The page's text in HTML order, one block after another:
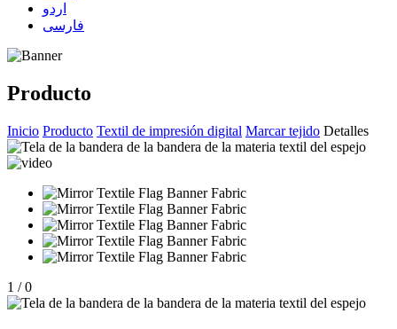
اردو
فارسی
Producto
Inicio Producto Textil de impresión digital Marcar tejido Detalles
1 / 0